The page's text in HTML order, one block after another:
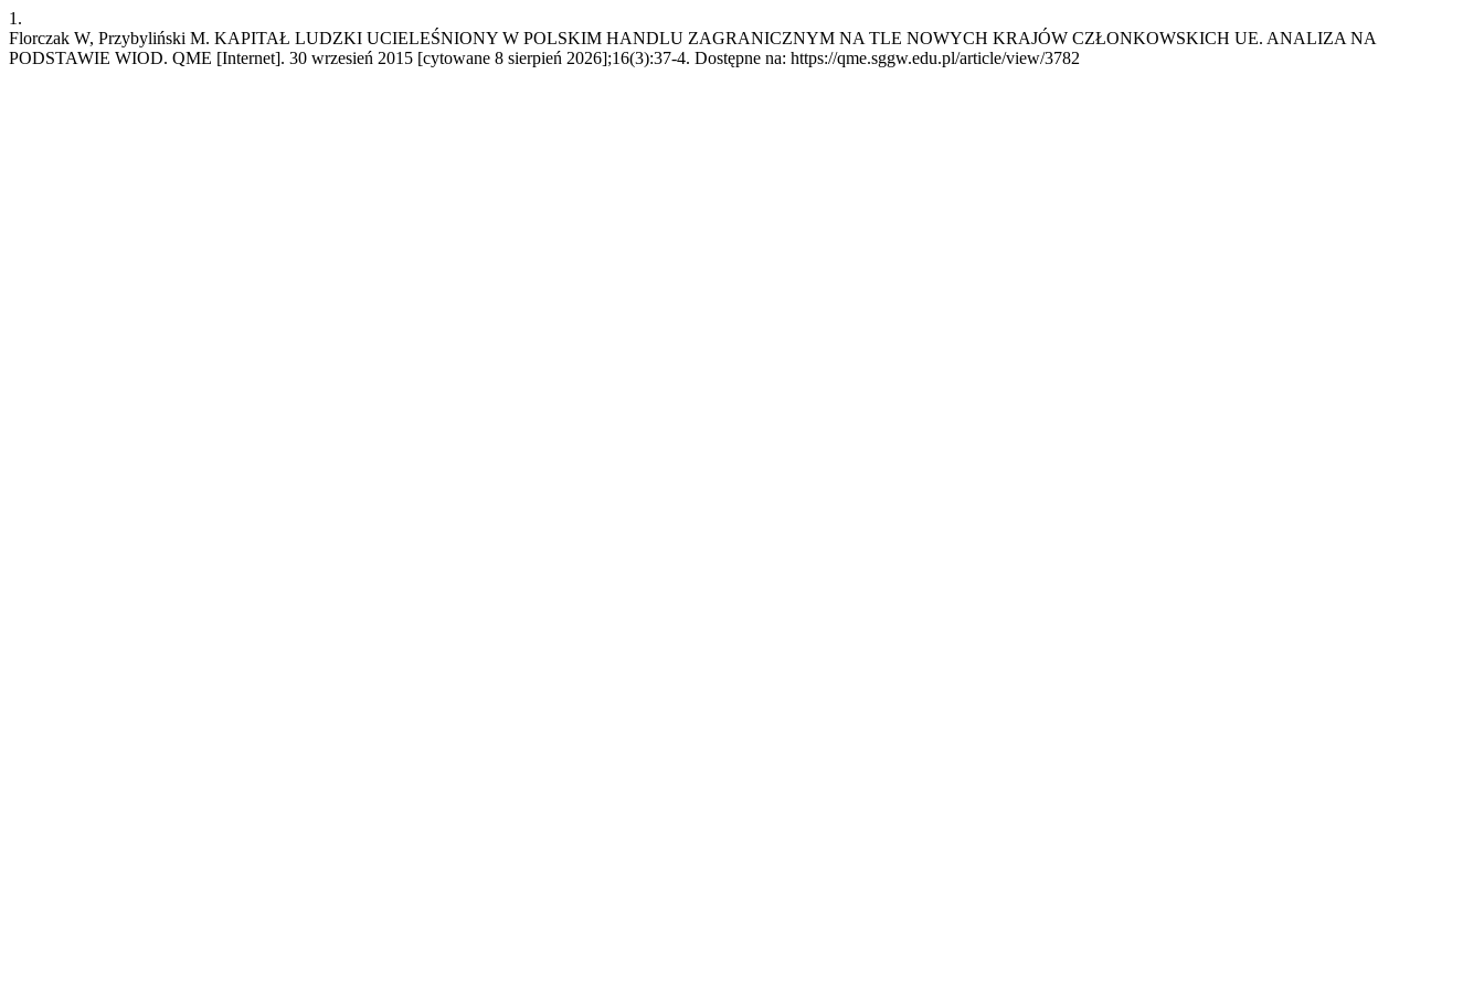
1.
Florczak W, Przybyliński M. KAPITAŁ LUDZKI UCIELEŚNIONY W POLSKIM HANDLU ZAGRANICZNYM NA TLE NOWYCH KRAJÓW CZŁONKOWSKICH UE. ANALIZA NA
PODSTAWIE WIOD. QME [Internet]. 30 wrzesień 2015 [cytowane 8 sierpień 2026];16(3):37-4. Dostępne na: https://qme.sggw.edu.pl/article/view/3782